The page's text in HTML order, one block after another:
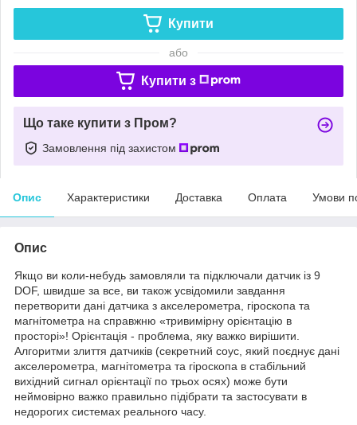
Купити
або
Купити з
Що таке купити з Пром?
Замовлення під захистом
Опис Характеристики Доставка Оплата Умови
Опис
Якщо ви коли-небудь замовляли та підключали датчик із 9
DOF, швидше за все, ви також усвідомили завдання
перетворити дані датчика з акселерометра, гіроскопа та
магнітометра на справжню «тривимірну орієнтацію в
просторі»! Орієнтація - проблема, яку важко вирішити.
Алгоритми злиття датчиків (секретний соус, який поєднує дані
акселерометра, магнітометра та гіроскопа в стабільний
вихідний сигнал орієнтації по трьох осях) може бути
неймовірно важко правильно підібрати та застосувати в
недорогих системах реального часу.